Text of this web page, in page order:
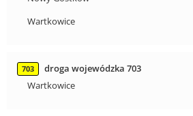
Wartkowice
703
droga wojewódzka 703
Wartkowice